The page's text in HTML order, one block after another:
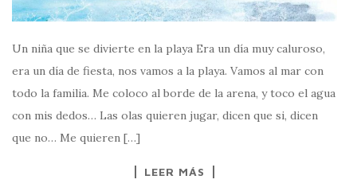
Un niña que se divierte en la playa Era un día muy caluroso,
era un día de fiesta, nos vamos a la playa. Vamos al mar con
todo la familia. Me coloco al borde de la arena, y toco el agua
con mis dedos… Las olas quieren jugar, dicen que si, dicen
que no… Me quieren […]
LEER MÁS